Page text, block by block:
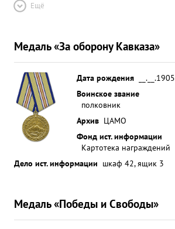
Ещё
Медаль «За оборону Кавказа»
Дата рождения
__.__.1905
Воинское звание
полковник
Архив ЦАМО
Фонд ист. информации
Картотека награждений
Дело ист. информации шкаф 42, ящик 3
Медаль «Победы и Свободы»